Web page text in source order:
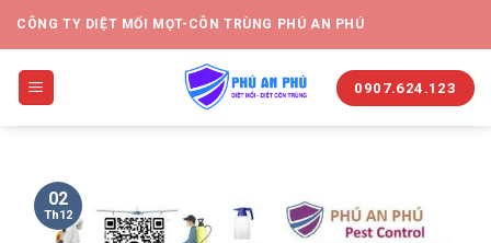
CÔNG TY DIỆT MỐI MỌT-CÔN TRÙNG PHÚ AN PHÚ
0907.624.123
02
Th12